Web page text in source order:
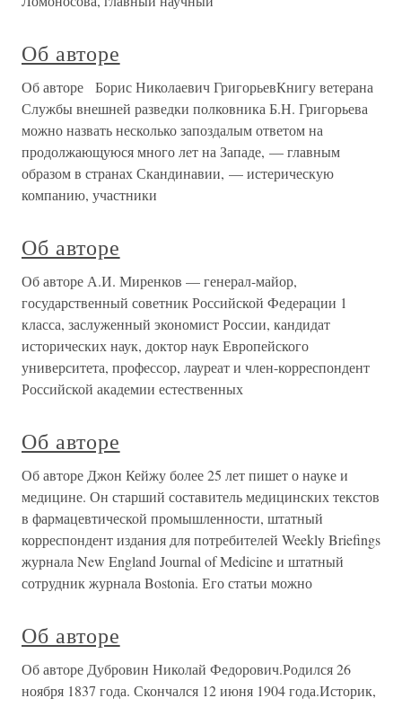
Об авторе
Об авторе Борис Николаевич ГригорьевКнигу ветерана
Службы внешней разведки полковника Б.Н. Григорьева
можно назвать несколько запоздалым ответом на
продолжающуюся много лет на Западе, — главным
образом в странах Скандинавии, — истерическую
компанию, участники
Об авторе
Об авторе А.И. Миренков — генерал-майор,
государственный советник Российской Федерации 1
класса, заслуженный экономист России, кандидат
исторических наук, доктор наук Европейского
университета, профессор, лауреат и член-корреспондент
Российской академии естественных
Об авторе
Об авторе Джон Кейжу более 25 лет пишет о науке и
медицине. Он старший составитель медицинских текстов
в фармацевтической промышленности, штатный
корреспондент издания для потребителей Weekly Briefings
журнала New England Journal of Medicine и штатный
сотрудник журнала Bostonia. Его статьи можно
Об авторе
Об авторе Дубровин Николай Федорович.Родился 26
ноября 1837 года. Скончался 12 июня 1904 года.Историк,